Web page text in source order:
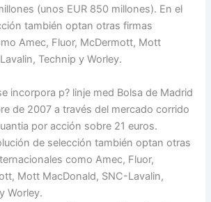
(unos EUR 850 millones). En el
también optan otras firmas
Amec, Fluor, McDermott, Mott
Technip y Worley.
incorpora p? linje med Bolsa de Madrid
de 2007 a través del mercado corrido
por acción sobre 21 euros.
de selección también optan otras
como Amec, Fluor,
Mott MacDonald, SNC-Lavalin,
Worley.